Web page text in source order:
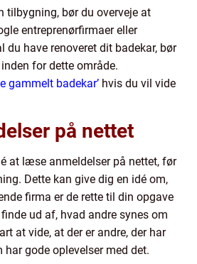
tilbygning, bør du overveje at
entreprenørfirmaer eller
du have renoveret dit badekar, bør
for dette område.
gammelt badekar’ hvis du vil vide
på nettet
at læse anmeldelser på nettet, før
Dette kan give dig en idé om,
firma er de rette til din opgave
ud af, hvad andre synes om
at vide, at der er andre, der har
gode oplevelser med det.